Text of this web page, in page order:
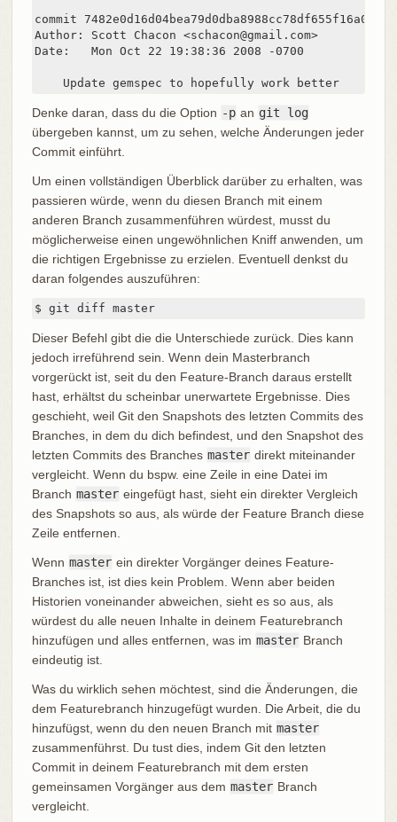
commit 7482e0d16d04bea79d0dba8988cc78df655f16a0
Author: Scott Chacon <schacon@gmail.com>
Date:   Mon Oct 22 19:38:36 2008 -0700
    Update gemspec to hopefully work better
Denke daran, dass du die Option -p an git log
übergeben kannst, um zu sehen, welche Änderungen jeder
Commit einführt.
Um einen vollständigen Überblick darüber zu erhalten, was
passieren würde, wenn du diesen Branch mit einem
anderen Branch zusammenführen würdest, musst du
möglicherweise einen ungewöhnlichen Kniff anwenden, um
die richtigen Ergebnisse zu erzielen. Eventuell denkst du
daran folgendes auszuführen:
$ git diff master
Dieser Befehl gibt die die Unterschiede zurück. Dies kann
jedoch irreführend sein. Wenn dein Masterbranch
vorgerückt ist, seit du den Feature-Branch daraus erstellt
hast, erhältst du scheinbar unerwartete Ergebnisse. Dies
geschieht, weil Git den Snapshots des letzten Commits des
Branches, in dem du dich befindest, und den Snapshot des
letzten Commits des Branches master direkt miteinander
vergleicht. Wenn du bspw. eine Zeile in eine Datei im
Branch master eingefügt hast, sieht ein direkter Vergleich
des Snapshots so aus, als würde der Feature Branch diese
Zeile entfernen.
Wenn master ein direkter Vorgänger deines Feature-
Branches ist, ist dies kein Problem. Wenn aber beiden
Historien voneinander abweichen, sieht es so aus, als
würdest du alle neuen Inhalte in deinem Featurebranch
hinzufügen und alles entfernen, was im master Branch
eindeutig ist.
Was du wirklich sehen möchtest, sind die Änderungen, die
dem Featurebranch hinzugefügt wurden. Die Arbeit, die du
hinzufügst, wenn du den neuen Branch mit master
zusammenführst. Du tust dies, indem Git den letzten
Commit in deinem Featurebranch mit dem ersten
gemeinsamen Vorgänger aus dem master Branch
vergleicht.